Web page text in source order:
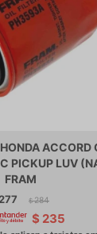
ACCORD
PICKUP LUV
FRAM
277 $ 284
$ 235